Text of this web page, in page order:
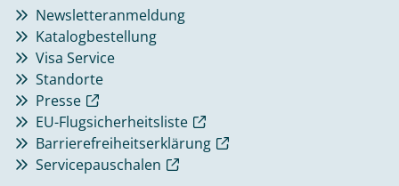
Newsletteranmeldung
Katalogbestellung
Visa Service
Standorte
Presse
EU-Flugsicherheitsliste
Barrierefreiheitserklärung
Servicepauschalen